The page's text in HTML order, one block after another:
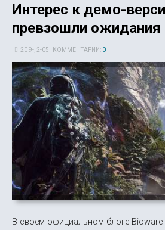
Интерес к демо-
превзошли ожидания
20 9-, 2-05 КОММЕНТАРИИ: 0
В своем официальном блоге